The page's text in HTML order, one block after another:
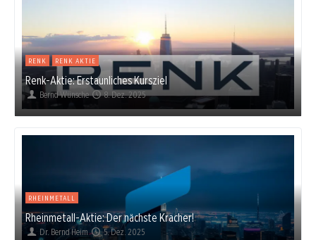
RENK RENK AKTIE
Renk-Aktie: Erstaunliches Kursziel
Bernd Wünsche 8. Dez. 2025
RHEINMETALL
Rheinmetall-Aktie: Der nächste Kracher!
Dr. Bernd Heim 5. Dez. 2025